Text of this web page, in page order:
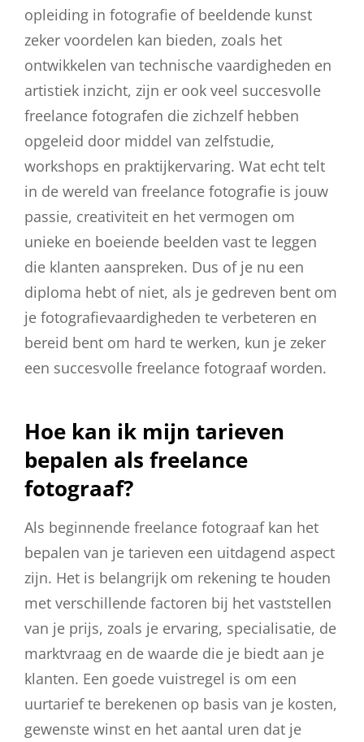
opleiding in fotografie of beeldende kunst
zeker voordelen kan bieden, zoals het
ontwikkelen van technische vaardigheden en
artistiek inzicht, zijn er ook veel succesvolle
freelance fotografen die zichzelf hebben
opgeleid door middel van zelfstudie,
workshops en praktijkervaring. Wat echt telt
in de wereld van freelance fotografie is jouw
passie, creativiteit en het vermogen om
unieke en boeiende beelden vast te leggen
die klanten aanspreken. Dus of je nu een
diploma hebt of niet, als je gedreven bent om
je fotografievaardigheden te verbeteren en
bereid bent om hard te werken, kun je zeker
een succesvolle freelance fotograaf worden.
Hoe kan ik mijn tarieven
bepalen als freelance
fotograaf?
Als beginnende freelance fotograaf kan het
bepalen van je tarieven een uitdagend aspect
zijn. Het is belangrijk om rekening te houden
met verschillende factoren bij het vaststellen
van je prijs, zoals je ervaring, specialisatie, de
marktvraag en de waarde die je biedt aan je
klanten. Een goede vuistregel is om een
uurtarief te berekenen op basis van je kosten,
gewenste winst en het aantal uren dat je